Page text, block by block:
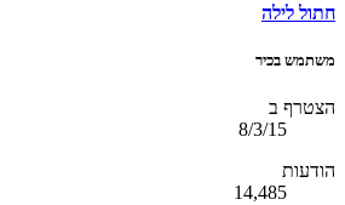
חתול לילה
משתמש בכיר
הצטרף ב
8/3/15
הודעות
14,485